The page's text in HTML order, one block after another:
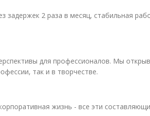
задержек 2 раза в месяц, стабильная
для профессионалов. Мы
так и в творчестве.
жизнь - все эти